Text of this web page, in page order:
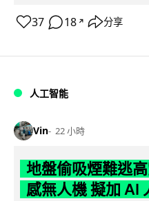
37 18 ↗ 分享
人工智能
Vin 22 小時
地盤偷吸煙難逃
感無人機 擬加 AI